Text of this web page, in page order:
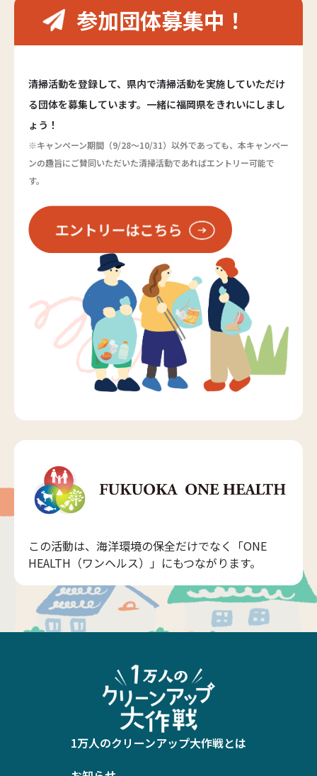
参加団体募集中！
清掃活動を登録して、県内で清掃活動を実施していただけ
る団体を募集しています。一緒に福岡県をきれいにしまし
ょう！
※キャンペーン期間（9/28～10/31）以外であっても、本キャンペー
ンの趣旨にご賛同いただいた清掃活動であればエントリー可能で
す。
この活動は、海洋環境の保全だけでなく「ONE
HEALTH（ワンヘルス）」にもつながります。
1万人のクリーンアップ大作戦とは